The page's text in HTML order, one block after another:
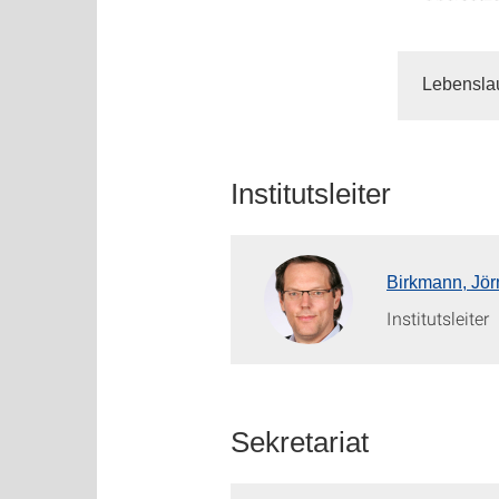
Institutsleiter
Birkmann,
Institutsleiter
Sekretariat